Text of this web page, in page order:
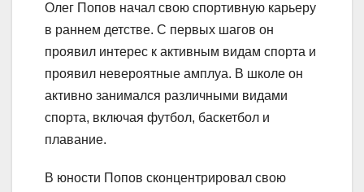
Олег Попов начал свою спортивную карьеру
в раннем детстве. С первых шагов он
проявил интерес к активным видам спорта и
проявил невероятные амплуа. В школе он
активно занимался различными видами
спорта, включая футбол, баскетбол и
плавание.
В юности Попов сконцентрировал свою